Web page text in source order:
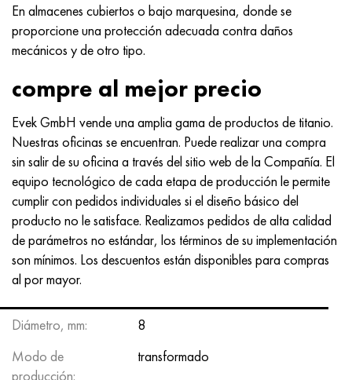
En almacenes cubiertos o bajo marquesina, donde se
proporcione una protección adecuada contra daños
mecánicos y de otro tipo.
compre al mejor precio
Evek GmbH vende una amplia gama de productos de titanio.
Nuestras oficinas se encuentran. Puede realizar una compra
sin salir de su oficina a través del sitio web de la Compañía. El
equipo tecnológico de cada etapa de producción le permite
cumplir con pedidos individuales si el diseño básico del
producto no le satisface. Realizamos pedidos de alta calidad
de parámetros no estándar, los términos de su implementación
son mínimos. Los descuentos están disponibles para compras
al por mayor.
Diámetro, mm:
8
Modo de
producción:
transformado